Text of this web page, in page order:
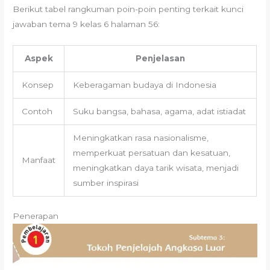
Berikut tabel rangkuman poin-poin penting terkait kunci
jawaban tema 9 kelas 6 halaman 56:
Aspek Penjelasan
Konsep Keberagaman budaya di Indonesia
Contoh Suku bangsa, bahasa, agama, adat istiadat
Manfaat
Meningkatkan rasa nasionalisme,
memperkuat persatuan dan kesatuan,
meningkatkan daya tarik wisata, menjadi
sumber inspirasi
Penerapan